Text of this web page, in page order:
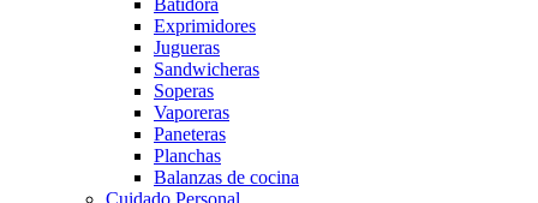
Batidora
Exprimidores
Jugueras
Sandwicheras
Soperas
Vaporeras
Paneteras
Planchas
Balanzas de cocina
Cuidado Personal